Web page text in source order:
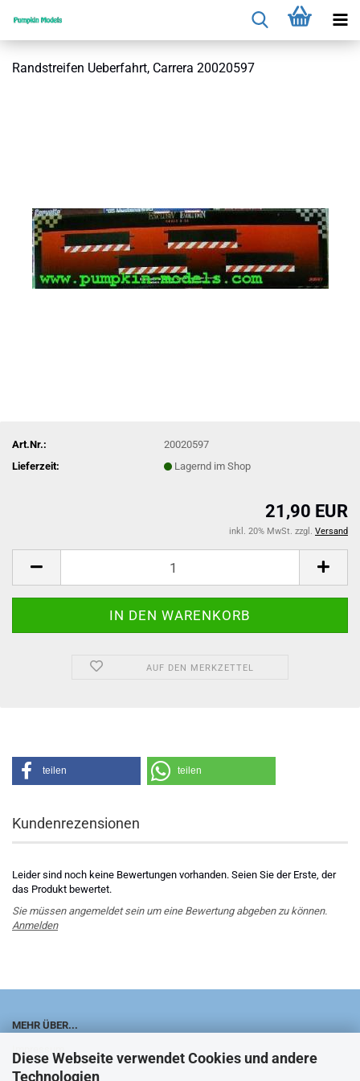
Diese Webseite verwendet Cookies und andere
Technologien
Randstreifen Ueberfahrt, Carrera 20020597
Art.Nr.:
20020597
Lieferzeit:
Lagernd im Shop
21,90 EUR
inkl. 20% MwSt. zzgl. Versand
AUF DEN MERKZETTEL
teilen teilen
Kundenrezensionen
Leider sind noch keine Bewertungen vorhanden. Seien Sie der Erste, der
das Produkt bewertet.
Sie müssen angemeldet sein um eine Bewertung abgeben zu können.
Anmelden
MEHR ÜBER...
Impressum
Kontakt